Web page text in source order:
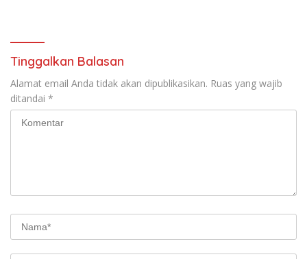
Tinggalkan Balasan
Alamat email Anda tidak akan dipublikasikan. Ruas yang wajib
ditandai *